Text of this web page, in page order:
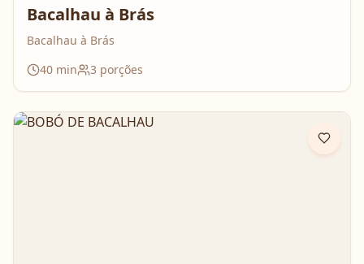
Bacalhau à Brás
Bacalhau à Brás
40 min 3 porções